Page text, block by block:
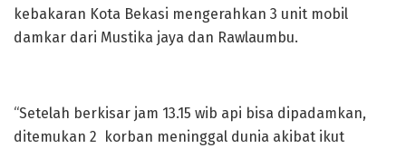
kebakaran Kota Bekasi mengerahkan 3 unit mobil
damkar dari Mustika jaya dan Rawlaumbu.
“Setelah berkisar jam 13.15 wib api bisa dipadamkan,
ditemukan 2 korban meninggal dunia akibat ikut